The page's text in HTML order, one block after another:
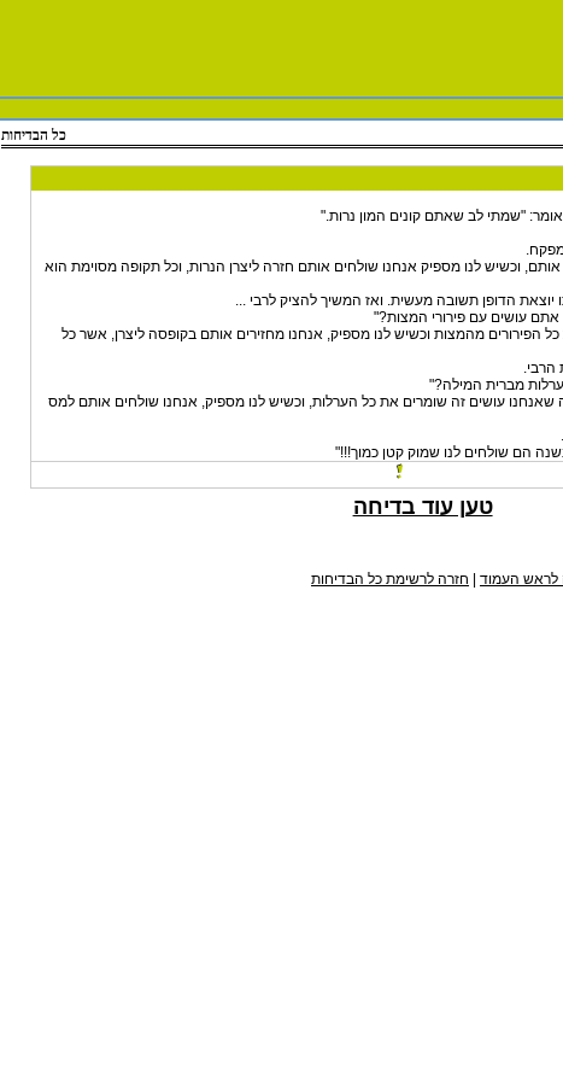
כל הבדיחות
"שמתי לב שאתם קונים המון נרות."
וכשיש לנו מספיק אנחנו שולחים אותם חזרה ליצרן הנרות, וכל תקופה מסוימת הוא
הדופן תשובה מעשית. ואז המשיך להציק לרבי ...
עושים עם פירורי המצות?"
הפירורים מהמצות וכשיש לנו מספיק, אנחנו מחזירים אותם בקופסה ליצרן, אשר כל
הרבי.
מברית המילה?"
שאנחנו עושים זה שומרים את כל הערלות, וכשיש לנו מספיק, אנחנו שולחים אותם למס
הם שולחים לנו שמוק קטן כמוך!!!"
טען עוד בדיחה
לראש העמוד| חזרה לרשימת כל הבדיחות